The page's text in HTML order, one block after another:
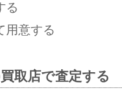
る
用意する
取店で査定する